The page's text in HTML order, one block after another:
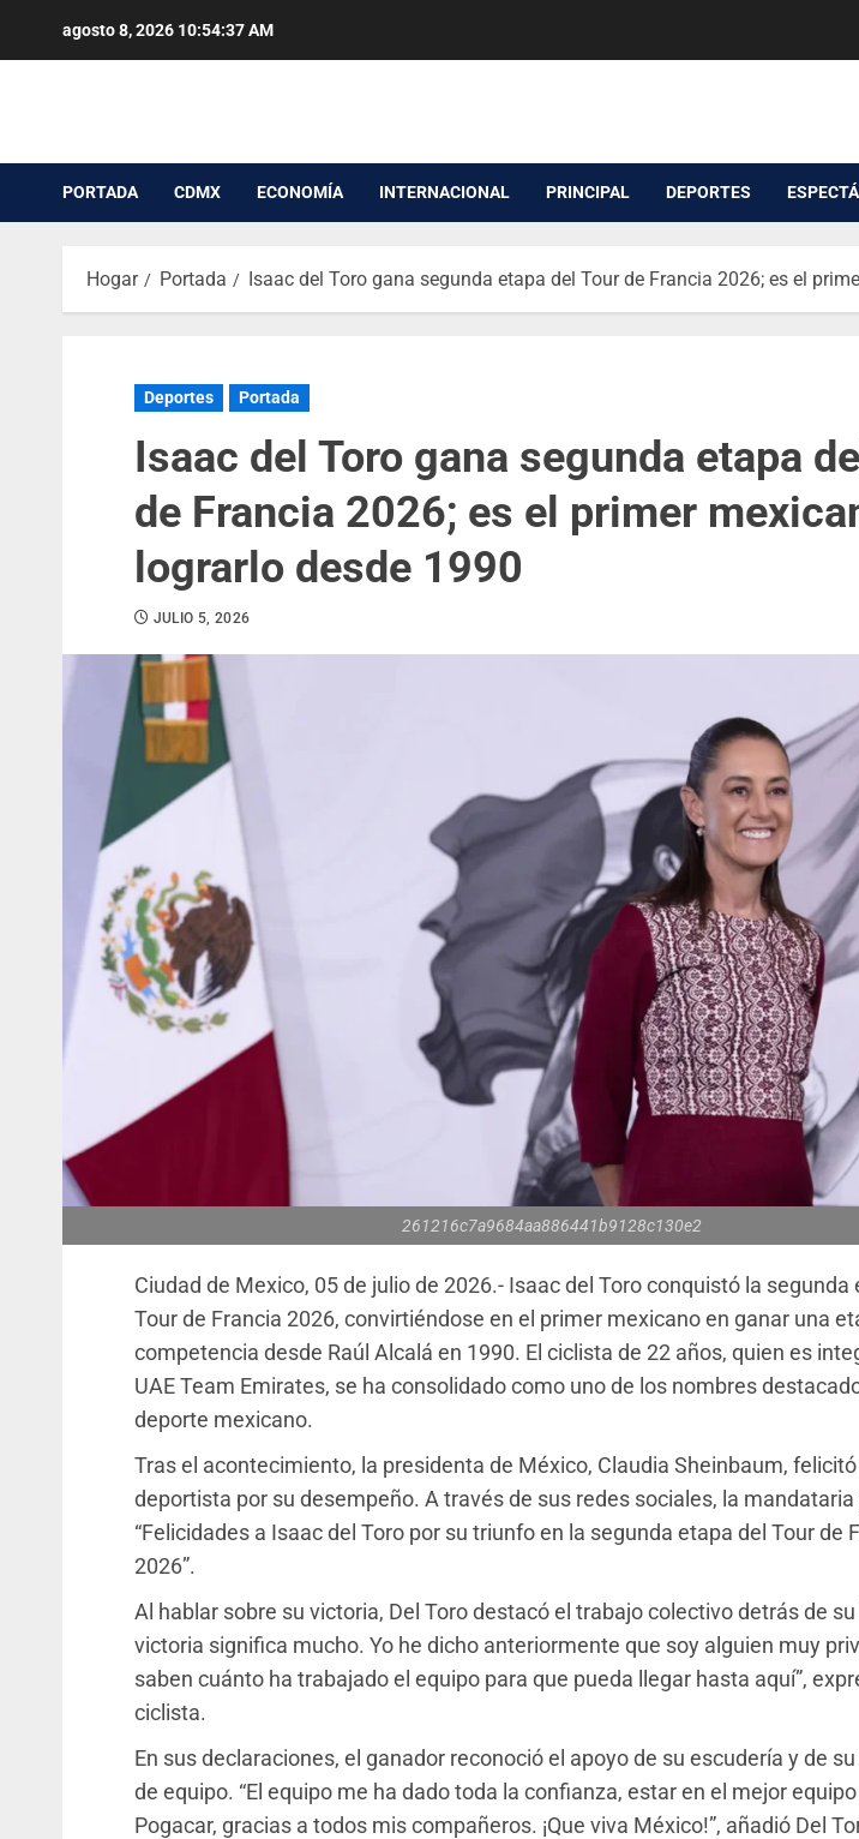
agosto 8, 2026 10:54:38 AM
PORTADA CDMX ECONOMÍA INTERNACIONAL PRINCIPAL DEPORTES
Hogar Portada Isaac del Toro gana segunda etapa del Tour de Francia 2026; es el
Deportes Portada
Isaac del Toro gana segunda etapa
de Francia 2026; es el primer
lograrlo desde 1990
JULIO 5, 2026
261216c7a9684aa886441b9128c130e2
Ciudad de Mexico, 05 de julio de 2026.- Isaac del Toro conquistó la segunda
Tour de Francia 2026, convirtiéndose en el primer mexicano en ganar una
competencia desde Raúl Alcalá en 1990. El ciclista de 22 años, quien es
UAE Team Emirates, se ha consolidado como uno de los nombres
deporte mexicano.
Tras el acontecimiento, la presidenta de México, Claudia Sheinbaum, felicitó
deportista por su desempeño. A través de sus redes sociales, la mandataria
“Felicidades a Isaac del Toro por su triunfo en la segunda etapa del Tour de
2026”.
Al hablar sobre su victoria, Del Toro destacó el trabajo colectivo detrás de su
victoria significa mucho. Yo he dicho anteriormente que soy alguien muy
saben cuánto ha trabajado el equipo para que pueda llegar hasta aquí”,
ciclista.
En sus declaraciones, el ganador reconoció el apoyo de su escudería y de
de equipo. “El equipo me ha dado toda la confianza, estar en el mejor
Pogacar, gracias a todos mis compañeros. ¡Que viva México!”, añadió Del